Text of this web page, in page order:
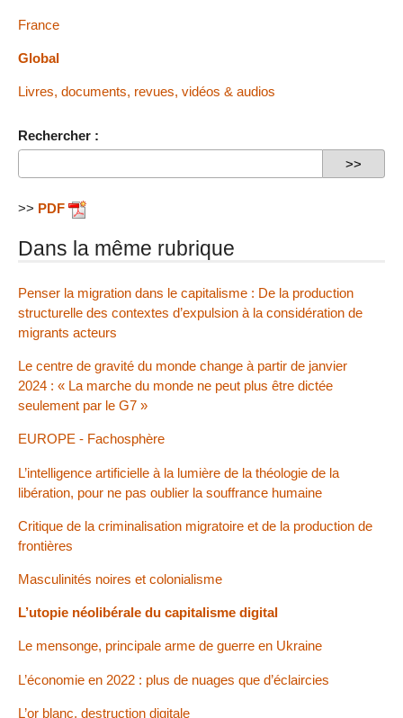
France
Global
Livres, documents, revues, vidéos & audios
Rechercher :
>> PDF
Dans la même rubrique
Penser la migration dans le capitalisme : De la production
structurelle des contextes d’expulsion à la considération de
migrants acteurs
Le centre de gravité du monde change à partir de janvier
2024 : « La marche du monde ne peut plus être dictée
seulement par le G7 »
EUROPE - Fachosphère
L’intelligence artificielle à la lumière de la théologie de la
libération, pour ne pas oublier la souffrance humaine
Critique de la criminalisation migratoire et de la production de
frontières
Masculinités noires et colonialisme
L’utopie néolibérale du capitalisme digital
Le mensonge, principale arme de guerre en Ukraine
L’économie en 2022 : plus de nuages que d’éclaircies
L’or blanc, destruction digitale